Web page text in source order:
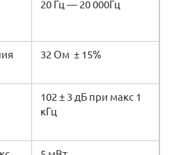
20 Гц — 20 000Гц
32 Ом ± 15%
102 ± 3 дБ при макс 1
кГц